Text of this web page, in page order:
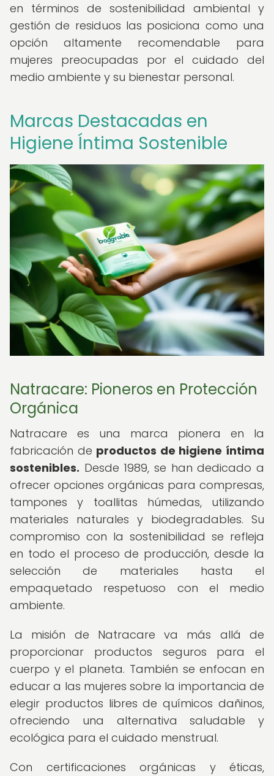
en términos de sostenibilidad ambiental y
gestión de residuos las posiciona como una
opción altamente recomendable para
mujeres preocupadas por el cuidado del
medio ambiente y su bienestar personal.
Marcas Destacadas en
Higiene Íntima Sostenible
Natracare: Pioneros en Protección
Orgánica
Natracare es una marca pionera en la
fabricación de productos de higiene íntima
sostenibles. Desde 1989, se han dedicado a
ofrecer opciones orgánicas para compresas,
tampones y toallitas húmedas, utilizando
materiales naturales y biodegradables. Su
compromiso con la sostenibilidad se refleja
en todo el proceso de producción, desde la
selección de materiales hasta el
empaquetado respetuoso con el medio
ambiente.
La misión de Natracare va más allá de
proporcionar productos seguros para el
cuerpo y el planeta. También se enfocan en
educar a las mujeres sobre la importancia de
elegir productos libres de químicos dañinos,
ofreciendo una alternativa saludable y
ecológica para el cuidado menstrual.
Con certificaciones orgánicas y éticas,